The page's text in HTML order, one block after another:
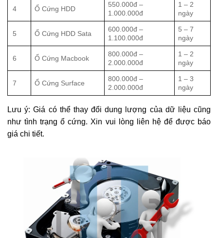
4 Ổ Cứng HDD
550.000đ –
1.000.000đ
1 – 2
ngày
5 Ổ Cứng HDD Sata
600.000đ –
1.100.000đ
5 – 7
ngày
6 Ổ Cứng Macbook
800.000đ –
2.000.000đ
1 – 2
ngày
7 Ổ Cứng Surface
800.000đ –
2.000.000đ
1 – 3
ngày
Lưu ý: Giá có thể thay đổi dung lượng của dữ liệu cũng
như tình trạng ổ cứng. Xin vui lòng liên hệ để được báo
giá chi tiết.